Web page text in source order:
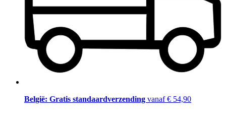
België: Gratis standaardverzending vanaf € 54,90